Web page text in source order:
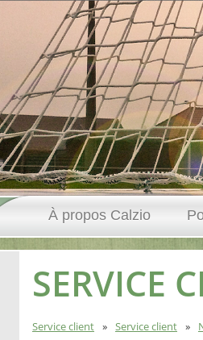
À propos Calzio
SERVICE
Service client Service client